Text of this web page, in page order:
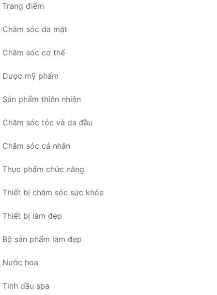
Trang điểm
Chăm sóc da mặt
Chăm sóc cơ thể
Dược mỹ phẩm
Sản phẩm thiên nhiên
Chăm sóc tóc và da đầu
Chăm sóc cá nhân
Thực phẩm chức năng
Thiết bị chăm sóc sức khỏe
Thiết bị làm đẹp
Bộ sản phẩm làm đẹp
Nước hoa
Tinh dầu spa